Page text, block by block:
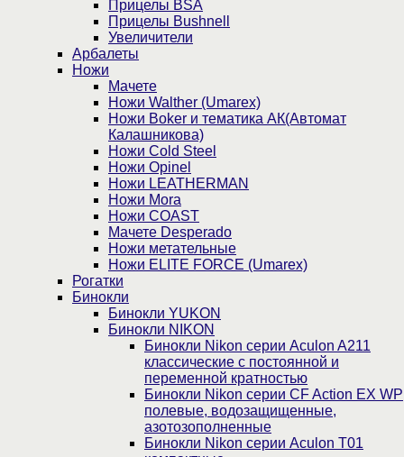
Прицелы BSA
Прицелы Bushnell
Увеличители
Арбалеты
Ножи
Мачете
Ножи Walther (Umarex)
Ножи Boker и тематика АК(Автомат
Калашникова)
Ножи Cold Steel
Ножи Opinel
Ножи LEATHERMAN
Ножи Mora
Ножи COAST
Мачете Desperado
Ножи метательные
Ножи ELITE FORCE (Umarex)
Рогатки
Бинокли
Бинокли YUKON
Бинокли NIKON
Бинокли Nikon серии Aculon A211
классические с постоянной и
переменной кратностью
Бинокли Nikon серии СF Action EX WP
полевые, водозащищенные,
азотозополненные
Бинокли Nikon серии Aculon T01